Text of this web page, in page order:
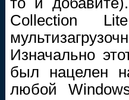
Collection
Изначально
был нацелен
любой